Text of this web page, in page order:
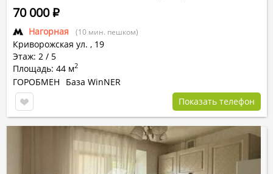
Нагорная (10 мин. пешком)
Криворожская ул. , 19
Этаж: 2 / 5
Площадь: 44 м2
70 000Р
ГОРОБМЕН
База WinNER
Показать телефон